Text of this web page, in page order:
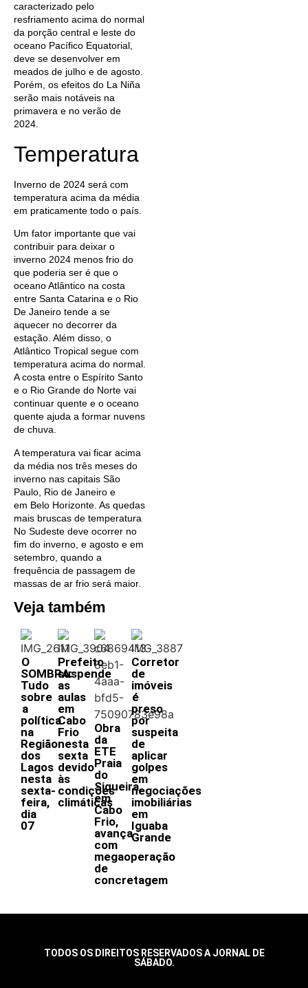
caracterizado pelo
resfriamento acima do normal
da porção central e leste do
oceano Pacífico Equatorial,
deve se desenvolver em
meados de julho e de agosto.
Porém, os efeitos do La Niña
serão mais notáveis na
primavera e no verão de
2024.
Temperatura
Inverno de 2024 será com
temperatura acima da média
em praticamente todo o país.
Um fator importante que vai
contribuir para deixar o
inverno 2024 menos frio do
que poderia ser é que o
oceano Atlântico na costa
entre Santa Catarina e o Rio
De Janeiro tende a se
aquecer no decorrer da
estação. Além disso, o
Atlântico Tropical segue com
temperatura acima do normal.
A costa entre o Espírito Santo
e o Rio Grande do Norte vai
continuar quente e o oceano
quente ajuda a formar nuvens
de chuva.
A temperatura vai ficar acima
da média nos três meses do
inverno nas capitais São
Paulo, Rio de Janeiro e
em Belo Horizonte. As quedas
mais bruscas de temperatura
No Sudeste deve ocorrer no
fim do inverno, e agosto e em
setembro, quando a
frequência de passagem de
massas de ar frio será maior.
Veja também
O
SOMBRA:
Tudo
sobre
a
política
na
Região
dos
Lagos
nesta
sexta-
feira,
dia
07
Prefeito
suspende
as
aulas
em
Cabo
Frio
nesta
sexta
devido
às
condições
climáticas
Obra
da
ETE
Praia
do
Siqueira,
em
Cabo
Frio,
avança
com
megaoperação
de
concretagem
Corretor
de
imóveis
é
preso
por
suspeita
de
aplicar
golpes
em
negociações
imobiliárias
em
Iguaba
Grande
TODOS OS DIREITOS RESERVADOS A JORNAL DE
SÁBADO.